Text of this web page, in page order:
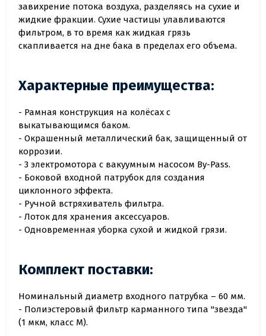
завихрение потока воздуха, разделяясь на сухие и
жидкие фракции. Сухие частицы улавливаются
фильтром, в то время как жидкая грязь
скапливается на дне бака в пределах его объема.
Характерные преимущества:
- Рамная конструкция на колёсах с
выкатывающимся баком.
- Окрашенный металлический бак, защищенный от
коррозии.
- 3 электромотора с вакуумным насосом By-Pass.
- Боковой входной патрубок для создания
циклонного эффекта.
- Ручной встряхиватель фильтра.
- Лоток для хранения аксессуаров.
- Одновременная уборка сухой и жидкой грязи.
Комплект поставки:
Номинальный диаметр входного патрубка – 60 мм.
- Полиэстеровый фильтр карманного типа "звезда"
(1 мкм, класс M).